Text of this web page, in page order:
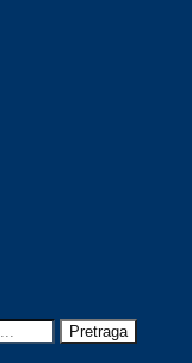
Pretraga